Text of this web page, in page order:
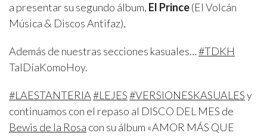
a presentar su segundo álbum, El Prince(El Volcán
Música & Discos Antifaz),
Además de nuestras secciones kasuales…#TDKH
TalDíaKomoHoy.
#LAESTANTERIA#LEJES#VERSIONESKASUALESy
continuamos con el repaso al DISCO DEL MES de
Bewis de la Rosa con su álbum «AMOR MÁS QUE